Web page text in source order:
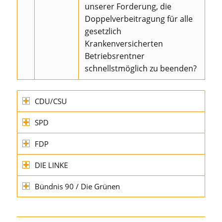
unserer Forderung, die
Doppelverbeitragung für alle
gesetzlich
Krankenversicherten
Betriebsrentner
schnellstmöglich zu beenden?
CDU/CSU
SPD
FDP
DIE LINKE
Bündnis 90 / Die Grünen